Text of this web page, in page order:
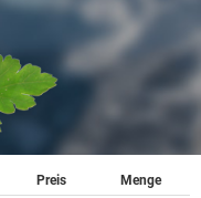
Preis Menge